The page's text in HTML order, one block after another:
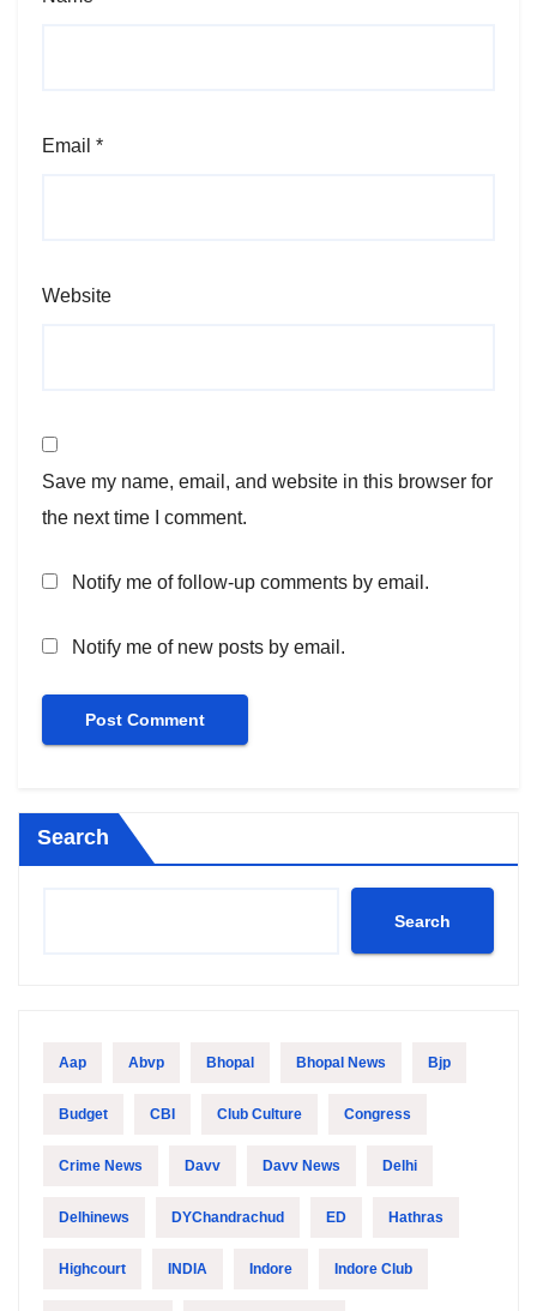
Email *
Website
Save my name, email, and website in this browser for
the next time I comment.
Notify me of follow-up comments by email.
Notify me of new posts by email.
Search
Search
Aap Abvp Bhopal Bhopal News Bjp
Budget CBI Club Culture Congress
Crime News Davv Davv News Delhi
Delhinews DYChandrachud ED Hathras
Highcourt INDIA Indore Indore Club